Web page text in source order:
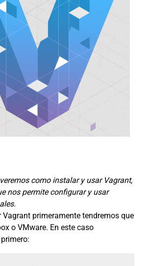
como instalar y usar Vagrant,
nos permite configurar y usar
Vagrant primeramente tendremos que
o VMware. En este caso